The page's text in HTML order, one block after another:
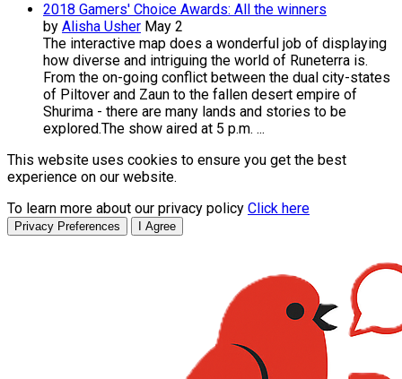
2018 Gamers' Choice Awards: All the winners
by Alisha Usher May 2
The interactive map does a wonderful job of displaying
how diverse and intriguing the world of Runeterra is.
From the on-going conflict between the dual city-states
of Piltover and Zaun to the fallen desert empire of
Shurima - there are many lands and stories to be
explored.The show aired at 5 p.m. ...
This website uses cookies to ensure you get the best
experience on our website.
To learn more about our privacy policy Click here
Privacy Preferences I Agree